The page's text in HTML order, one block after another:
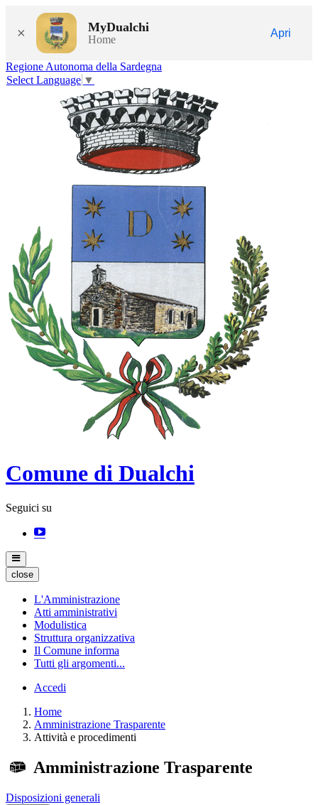
× MyDualchi
Home
Apri
Regione Autonoma della Sardegna
Select Language ▼
Comune di Dualchi
Seguici su
close
L'Amministrazione
Atti amministrativi
Modulistica
Struttura organizzativa
Il Comune informa
Tutti gli argomenti...
Accedi
Home
Amministrazione Trasparente
Attività e procedimenti
Amministrazione Trasparente
Disposizioni generali